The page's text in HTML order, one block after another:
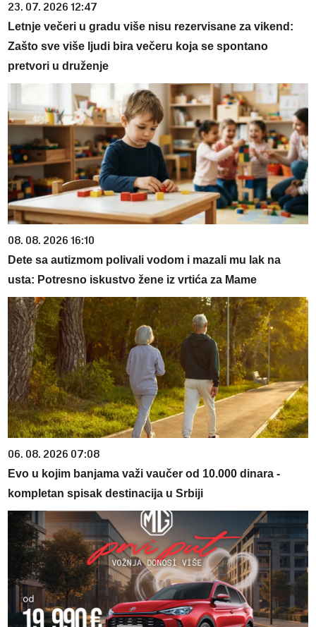
23. 07. 2026 12:47
Letnje večeri u gradu više nisu rezervisane za vikend:
Zašto sve više ljudi bira večeru koja se spontano
pretvori u druženje
08. 08. 2026 16:10
Dete sa autizmom polivali vodom i mazali mu lak na
usta: Potresno iskustvo žene iz vrtića za Mame
06. 08. 2026 07:08
Evo u kojim banjama važi vaučer od 10.000 dinara -
kompletan spisak destinacija u Srbiji